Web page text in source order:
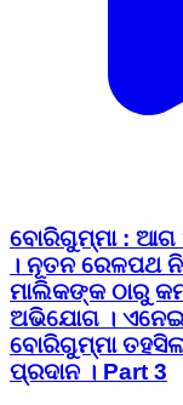
ବୋରିଗୁମ୍ମା : ଆଗ
। ନୂତନ ରେଳପଥ
ମାଲିକଙ୍କ ଠାରୁ
ଅଭିଯୋଗ ।
ବୋରିଗୁମ୍ମା
ପ୍ରଦାନ । Part 3